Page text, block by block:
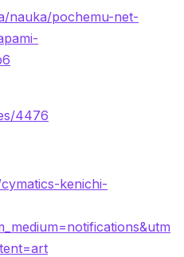
nauka/pochemu-net-
4476
kenichi-